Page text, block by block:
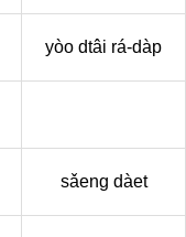
yòo dtâi rá-dàp
sǎeng dàet